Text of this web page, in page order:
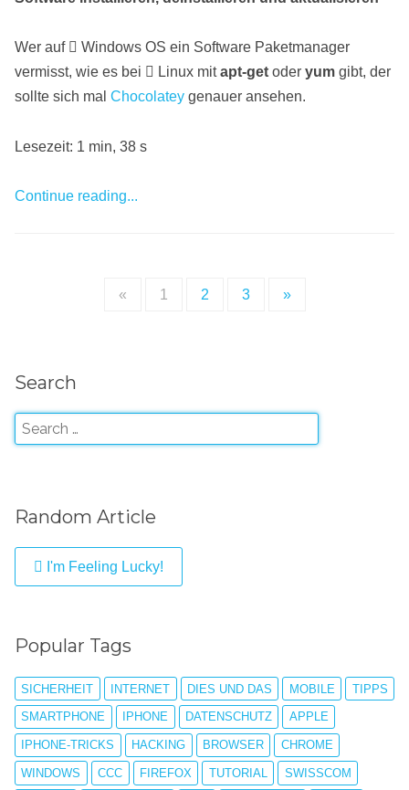
Wer auf
Windows OS ein Software Paketmanager
vermisst, wie es bei
Linux mitapt-get oder yum gibt, der
sollte sich mal Chocolatey genauer ansehen.
Lesezeit: 1 min, 38 s
Continue reading...
« 1 2 3 »
Search
Random Article
I'm Feeling Lucky!
Popular Tags
SICHERHEIT INTERNET DIES UND DAS MOBILE TIPPS
SMARTPHONE IPHONE DATENSCHUTZ APPLE
IPHONE-TRICKS HACKING BROWSER CHROME
WINDOWS CCC FIREFOX TUTORIAL SWISSCOM